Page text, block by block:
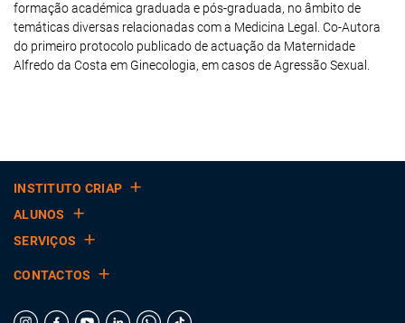
formação académica graduada e pós-graduada, no âmbito de
temáticas diversas relacionadas com a Medicina Legal. Co-Autora
do primeiro protocolo publicado de actuação da Maternidade
Alfredo da Costa em Ginecologia, em casos de Agressão Sexual.
INSTITUTO CRIAP
ALUNOS
SERVIÇOS
CONTACTOS